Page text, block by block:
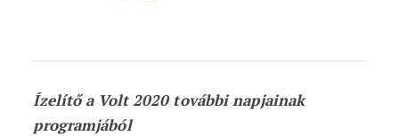
Ízelítő a Volt 2020 további napjainak
programjából